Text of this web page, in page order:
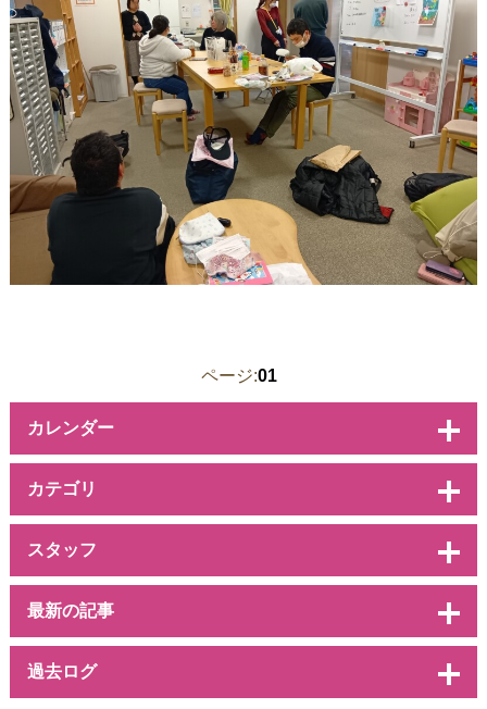
ページ:01
カレンダー
カテゴリ
スタッフ
最新の記事
過去ログ